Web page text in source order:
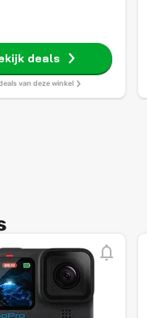
deals
van deze winkel